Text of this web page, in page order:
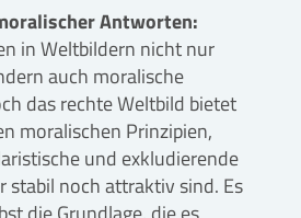
Antworten:
in Weltbildern nicht nur
auch moralische
das rechte Weltbild bietet
moralischen Prinzipien,
und exkludierende
stabil noch attraktiv sind. Es